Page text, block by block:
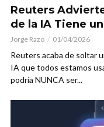
Reuters
de la IA Tiene
Jorge Razo 01/04/2026
Reuters acaba de soltar
IA que todos estamos
podría NUNCA ser...